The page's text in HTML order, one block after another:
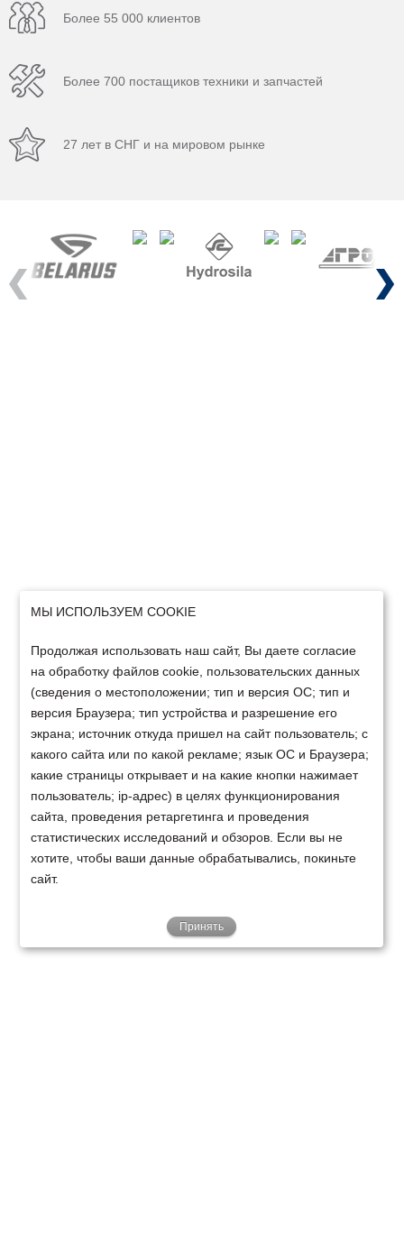
Более 55 000 клиентов
Более 700 постащиков техники и запчастей
27 лет в СНГ и на мировом рынке
Previous Next
МЫ ИСПОЛЬЗУЕМ COOKIE
Продолжая использовать наш сайт, Вы даете согласие
на обработку файлов cookie, пользовательских данных
(сведения о местоположении; тип и версия ОС; тип и
версия Браузера; тип устройства и разрешение его
экрана; источник откуда пришел на сайт пользователь; с
какого сайта или по какой рекламе; язык ОС и Браузера;
какие страницы открывает и на какие кнопки нажимает
пользователь; ip-адрес) в целях функционирования
сайта, проведения ретаргетинга и проведения
статистических исследований и обзоров. Если вы не
хотите, чтобы ваши данные обрабатывались, покиньте
сайт.
Принять